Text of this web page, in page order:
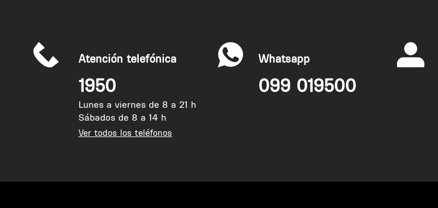
Atención telefónica
1950
Lunes a viernes de 8 a 21 h
Sábados de 8 a 14 h
Ver todos los teléfonos
Whatsapp
099 019500